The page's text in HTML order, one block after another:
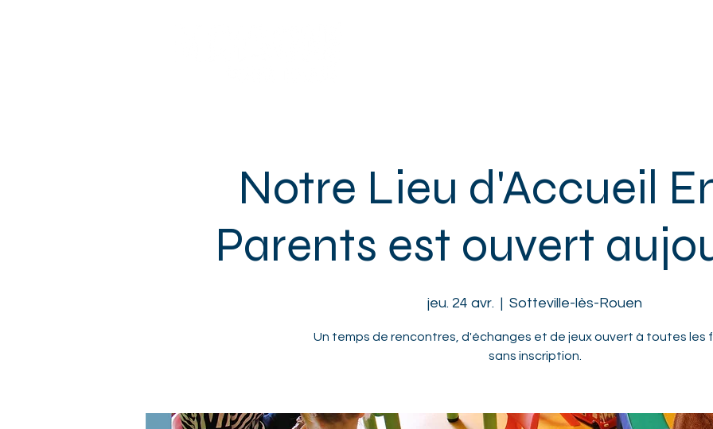
Notre Lieu d'Accueil
Parents est ouvert
jeu. 24 avr.
  |
Sotteville-lès-Rouen
Un temps de rencontres, d'échanges et de jeux ouvert à toutes les
sans inscription.